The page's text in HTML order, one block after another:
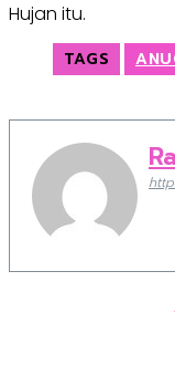
Hujan itu.
TAGS